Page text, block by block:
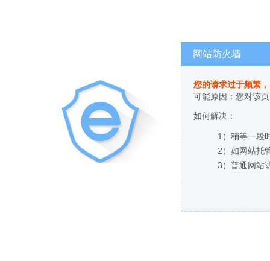
网站防火墙
您的请求过于频繁
可能原因：您对该
如何解决：
1）稍等一段
2）如网站托
3）普通网站